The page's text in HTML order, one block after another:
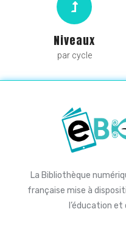
Niveaux
par cycle
La Bibliothèque
française mise à
l’éducation